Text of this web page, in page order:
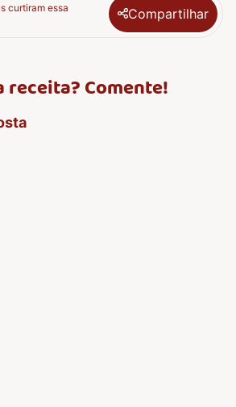
curtiram essa
Compartilhar
receita? Comente!